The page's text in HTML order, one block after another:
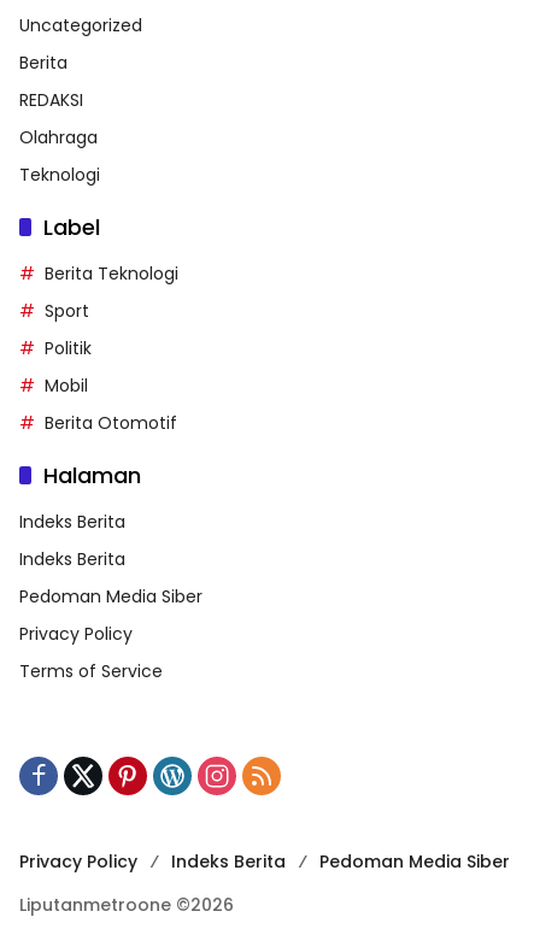
Uncategorized
Berita
REDAKSI
Olahraga
Teknologi
Label
Berita Teknologi
Sport
Politik
Mobil
Berita Otomotif
Halaman
Indeks Berita
Indeks Berita
Pedoman Media Siber
Privacy Policy
Terms of Service
Privacy Policy Indeks Berita
Pedoman Media Siber
Liputanmetroone ©2026